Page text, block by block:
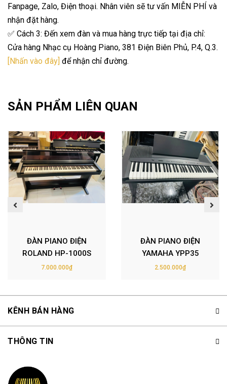
Fanpage, Zalo, Điện thoại. Nhân viên sẽ tư vấn MIỄN PHÍ và
nhận đặt hàng.
✅ Cách 3: Đến xem đàn và mua hàng trực tiếp tại địa chỉ:
Cửa hàng Nhạc cụ Hoàng Piano, 381 Điện Biên Phủ, P.4, Q.3.
[Nhấn vào đây] để nhận chỉ đường.
SẢN PHẨM LIÊN QUAN
ĐÀN PIANO ĐIỆN
ROLAND HP-1000S
7.000.000₫
ĐÀN PIANO ĐIỆN
YAMAHA YPP35
2.500.000₫
KÊNH BÁN HÀNG
THÔNG TIN